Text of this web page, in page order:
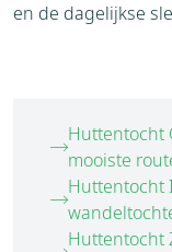
en de dagelijkse
Huttentocht
mooiste
Huttentocht
Huttentocht